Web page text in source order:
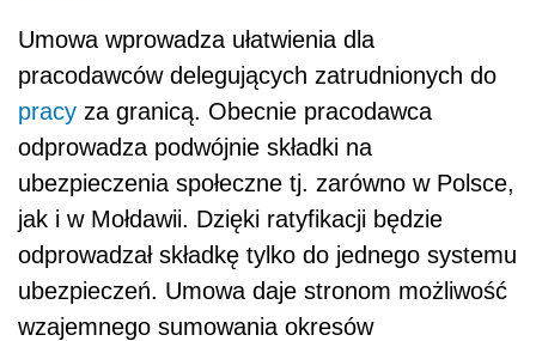
Umowa wprowadza ułatwienia dla
pracodawców delegujących zatrudnionych do
pracy za granicą. Obecnie pracodawca
odprowadza podwójnie składki na
ubezpieczenia społeczne tj. zarówno w Polsce,
jak i w Mołdawii. Dzięki ratyfikacji będzie
odprowadzał składkę tylko do jednego systemu
ubezpieczeń. Umowa daje stronom możliwość
wzajemnego sumowania okresów